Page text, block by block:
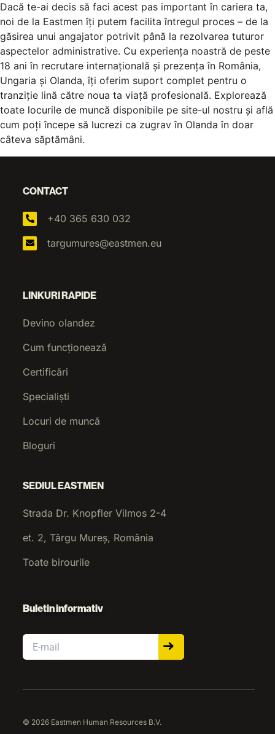
Dacă te-ai decis să faci acest pas important în cariera ta,
noi de la Eastmen îți putem facilita întregul proces – de la
găsirea unui angajator potrivit până la rezolvarea tuturor
aspectelor administrative. Cu experiența noastră de peste
18 ani în recrutare internațională și prezența în România,
Ungaria și Olanda, îți oferim suport complet pentru o
tranziție lină către noua ta viață profesională. Explorează
toate locurile de muncă disponibile pe site-ul nostru și află
cum poți începe să lucrezi ca zugrav în Olanda în doar
câteva săptămâni.
CONTACT
+40 365 630 032
targumures@eastmen.eu
LINKURI RAPIDE
Devino olandez
Cum funcționează
Certificări
Specialiști
Locuri de muncă
Bloguri
SEDIUL EASTMEN
Strada Dr. Knopfler Vilmos 2-4
et. 2, Târgu Mureș, România
Toate birourile
Buletin informativ
Email
© 2026 Eastmen Human Resources B.V.